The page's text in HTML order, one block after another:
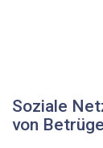
Soziale
von